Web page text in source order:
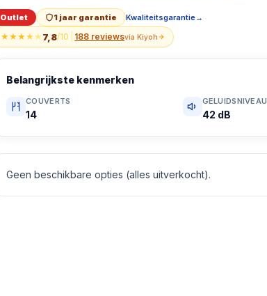
Outlet 1 jaar garantie Kwaliteitsgarantie→
★★★★★7,8/10 188 reviewsviaKiyoh
Belangrijkste kenmerken
COUVERTS
14
GELUIDSNIVEAU
42 dB
Geen beschikbare opties (alles uitverkocht).